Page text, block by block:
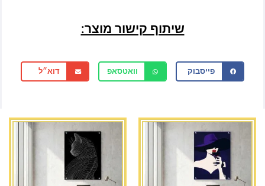
שיתוף קישור מוצר:
פייסבוק וואטסאפ דוא״ל